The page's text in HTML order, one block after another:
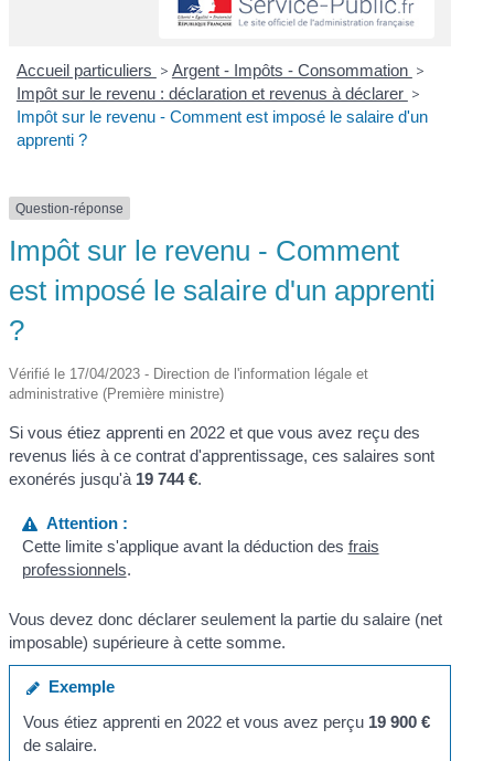
Accueil particuliers > Argent - Impôts - Consommation >
Impôt sur le revenu : déclaration et revenus à déclarer >
Impôt sur le revenu - Comment est imposé le salaire d'un
apprenti ?
Question-réponse
Impôt sur le revenu - Comment
est imposé le salaire d'un apprenti
?
Vérifié le 17/04/2023 - Direction de l'information légale et
administrative (Première ministre)
Si vous étiez apprenti en 2022 et que vous avez reçu des
revenus liés à ce contrat d'apprentissage, ces salaires sont
exonérés jusqu'à 19 744 €.
Attention :
Cette limite s'applique avant la déduction des frais
professionnels.
Vous devez donc déclarer seulement la partie du salaire (net
imposable) supérieure à cette somme.
Exemple
Vous étiez apprenti en 2022 et vous avez perçu 19 900 €
de salaire.